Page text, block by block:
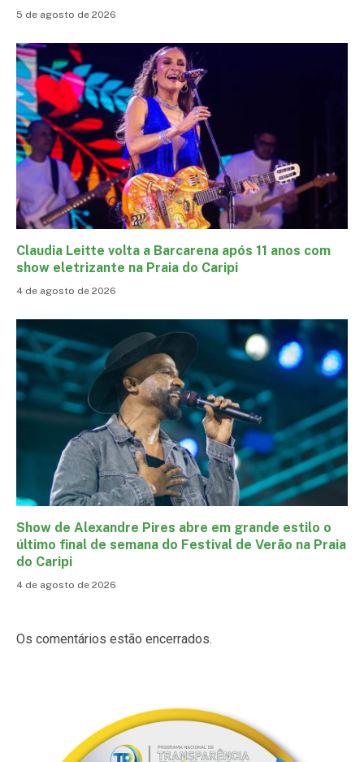
5 de agosto de 2026
Claudia Leitte volta a Barcarena após 11 anos com
show eletrizante na Praia do Caripi
4 de agosto de 2026
Show de Alexandre Pires abre em grande estilo o
último final de semana do Festival de Verão na Praia
do Caripi
4 de agosto de 2026
Os comentários estão encerrados.